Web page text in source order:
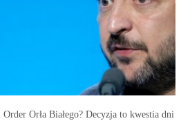
Orła Białego? Decyzja to kwestia dni